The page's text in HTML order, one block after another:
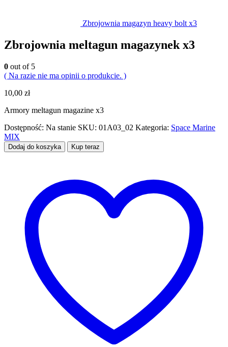
Zbrojownia magazyn heavy bolt x3
Zbrojownia meltagun magazynek x3
0 out of 5
( Na razie nie ma opinii o produkcie. )
10,00 zł
Armory meltagun magazine x3
Dostępność: Na stanie SKU: 01A03_02 Kategoria: Space Marine
MIX
Dodaj do koszyka Kup teraz